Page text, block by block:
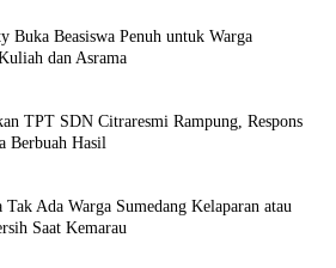
Buka Beasiswa Penuh untuk Warga
dan Asrama
TPT SDN Citraresmi Rampung, Respons
Berbuah Hasil
Ada Warga Sumedang Kelaparan atau
Saat Kemarau